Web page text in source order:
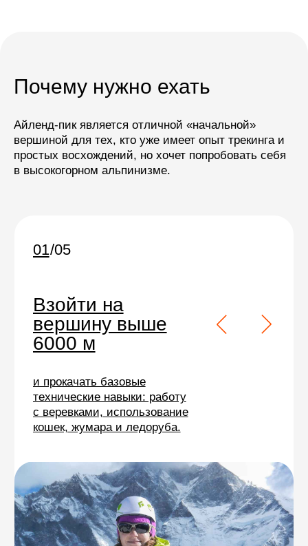
Почему нужно ехать
Айленд-пик является отличной «начальной»
вершиной для тех, кто уже имеет опыт трекинга и
простых восхождений, но хочет попробовать себя
в высокогорном альпинизме.
Восхождение на Айленд-
пиктребует хорошей
навыков:передвижения
в связках и кошках
и умения пользоваться
ледорубом и жумаром.
Для участия в экспедиции нужен
вершины выше 5000 метров.
Требуемый
опыт